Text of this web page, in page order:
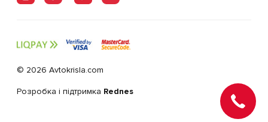
© 2026 Avtokrisla.com
Розробка і підтримка Rednes